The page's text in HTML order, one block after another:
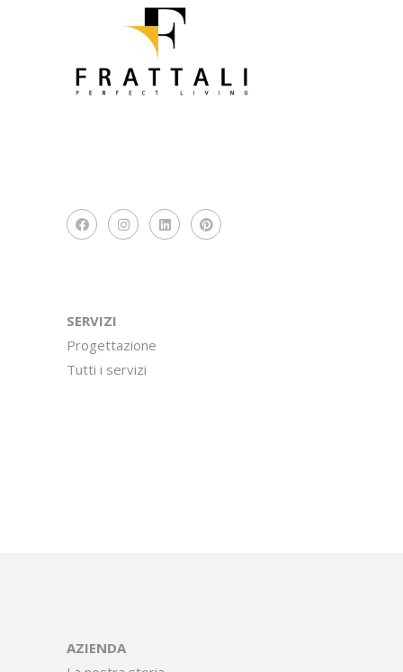
SERVIZI
Progettazione
Tutti i servizi
AZIENDA